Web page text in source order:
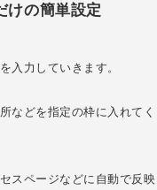
けの簡単設定
入力していきます。
などを指定の枠に入れてく
スページなどに自動で反映